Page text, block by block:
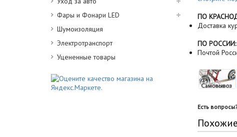
Фары и Фонари LED
Шумоизоляция
Электротранспорт
Уцененные товары
ПО
Доставка
ПО РОССИИ:
Почтой
Есть